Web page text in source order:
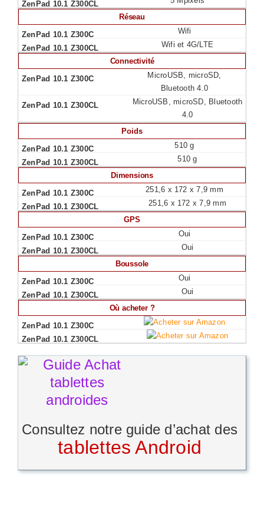
Réseau
Wifi
Wifi et 4G/LTE
Connectivité
MicroUSB, microSD,
Bluetooth 4.0
MicroUSB, microSD, Bluetooth
4.0
Poids
510 g
510 g
Dimensions
251,6 x 172 x 7,9 mm
251,6 x 172 x 7,9 mm
GPS
Oui
Oui
Boussole
Oui
Oui
Où acheter ?
Consultez notre guide d’achat des
tablettes Android